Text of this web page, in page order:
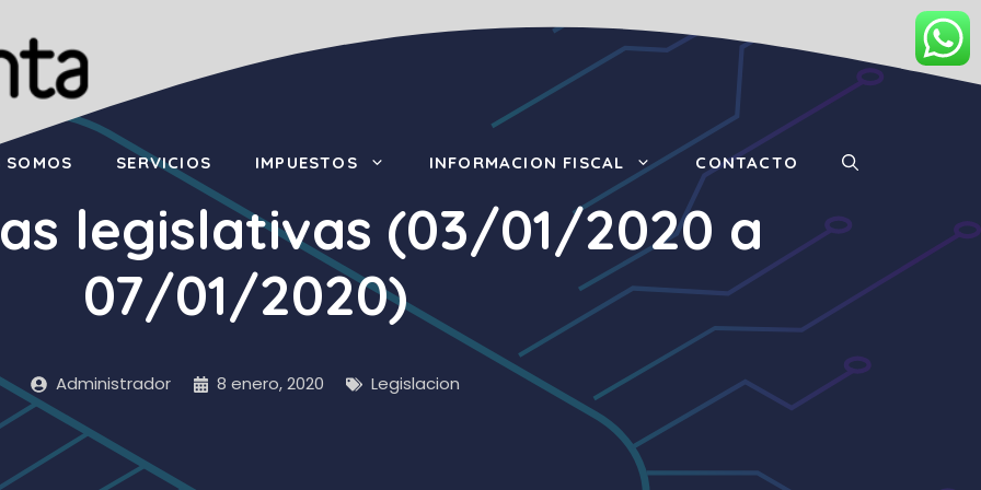
SOMOS SERVICIOS IMPUESTOS INFORMACION FISCAL CONTACTO
legislativas (03/01/2020 a
07/01/2020)
Administrador 8 enero, 2020 Legislacion